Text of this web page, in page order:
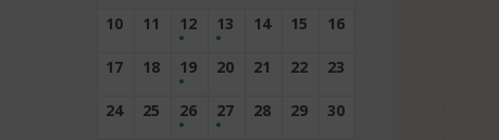
10 11 12 13 14 15 16
17 18 19 20 21 22 23
24 25 26 27 28 29 30